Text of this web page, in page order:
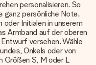
personalisieren. So
ganz persönliche Note.
oder Initialen in unserem
Armband auf der oberen
versehen. Wähle
Onkels oder von
Größen S, M oder L